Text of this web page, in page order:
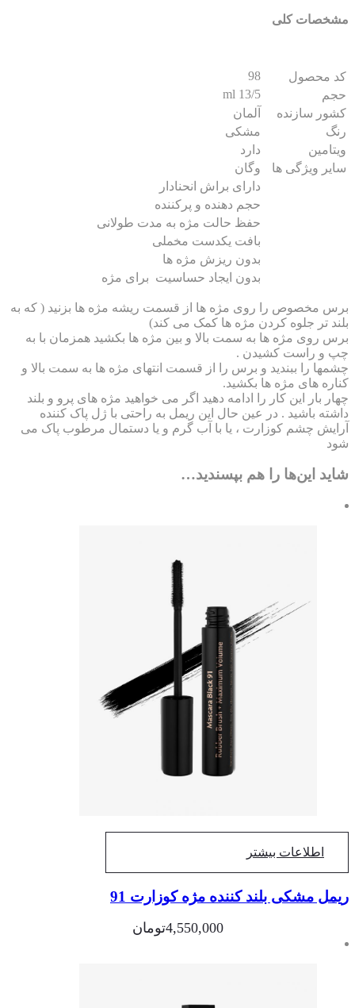
کلی
محصول
13/5 ml
سازنده
آلمان
مشکی
دارد
ویژگی ها
وگان
دارای براش انحنادار
حجم دهنده و پرکننده
حفظ حالت مژه به مدت طولانی
بافت یکدست مخملی
بدون ریزش مژه ها
بدون ایجاد حساسیت برای مژه
مخصوص را روی مژه ها از قسمت ریشه مژه ها بزنید ( که به
تر جلوه کردن مژه ها کمک می کند)
روی مژه ها به سمت بالا و بین مژه ها بکشید همزمان با به
و راست کشیدن .
را ببندید و برس را از قسمت انتهای مژه ها به سمت بالا و
های مژه ها بکشید.
بار این کار را ادامه دهید اگر می خواهید مژه های پرو و بلند
باشید . در عین حال این ریمل به راحتی با ژل پاک کننده
چشم کوزارت ، یا با آب گرم و یا دستمال مرطوب پاک می
این‌ها را هم بپسندید…
اطلاعات بیشتر
مشکی بلند کننده مژه کوزارت 91
4,550,000تومان